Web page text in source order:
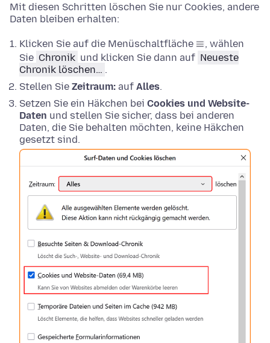
Mit diesen Schritten löschen Sie nur Cookies, andere
Daten bleiben erhalten:
Klicken Sie auf die Menüschaltfläche
, wählen
Sie Chronik und klicken Sie dann auf Neueste
Chronik löschen… .
Stellen Sie Zeitraum: auf Alles.
Setzen Sie ein Häkchen bei Cookies und Website-
Daten und stellen Sie sicher, dass bei anderen
Daten, die Sie behalten möchten, keine Häkchen
gesetzt sind.